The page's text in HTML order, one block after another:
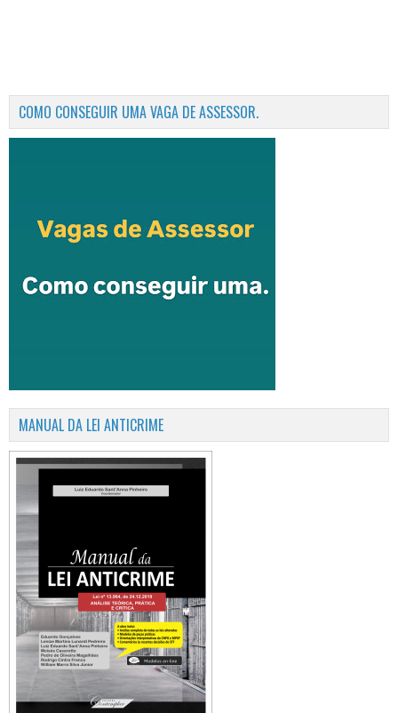
COMO CONSEGUIR UMA VAGA DE ASSESSOR.
MANUAL DA LEI ANTICRIME